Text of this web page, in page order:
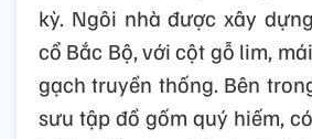
kỳ. Ngôi nhà được xây
cổ Bắc Bộ, với cột gỗ lim,
gạch truyền thống. Bên
sưu tập đồ gốm quý hiếm,